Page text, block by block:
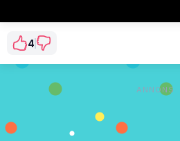
4
ANNONS